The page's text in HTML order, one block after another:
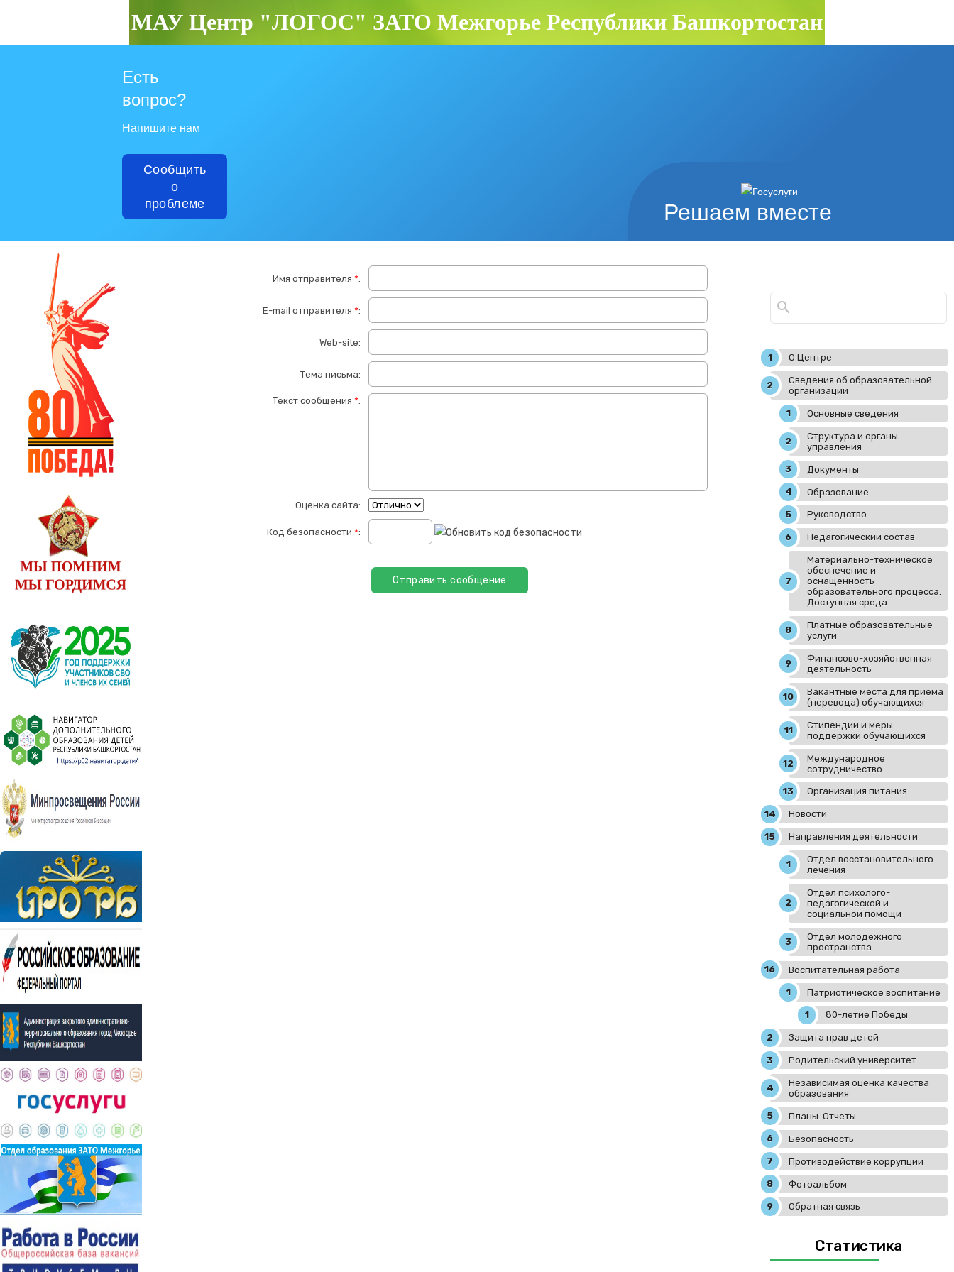
МАУ Центр "ЛОГОС" ЗАТО Межгорье Республики Башкортостан
Решаем вместе
Есть
вопрос?
Напишите нам
Сообщить
о
проблеме
Имя отправителя *:
E-mail отправителя *:
Web-site:
Тема письма:
Текст сообщения *:
Оценка сайта:
Код безопасности *:
О Центре
Сведения об образовательной
организации
Основные сведения
Структура и органы
управления
Документы
Образование
Руководство
Педагогический состав
Материально-техническое
обеспечение и
оснащенность
образовательного процесса.
Доступная среда
Платные образовательные
услуги
Финансово-хозяйственная
деятельность
Вакантные места для приема
(перевода) обучающихся
Стипендии и меры
поддержки обучающихся
Международное
сотрудничество
Организация питания
Новости
Направления деятельности
Отдел восстановительного
лечения
Отдел психолого-
педагогической и
социальной помощи
Отдел молодежного
пространства
Воспитательная работа
Патриотическое воспитание
80-летие Победы
Защита прав детей
Родительский университет
Независимая оценка качества
образования
Планы. Отчеты
Безопасность
Противодействие коррупции
Фотоальбом
Обратная связь
Статистика